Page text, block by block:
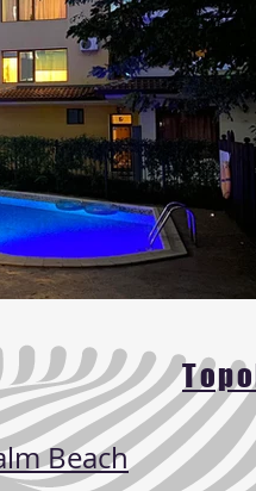
Grand Victoria Gergana
Beach Bolero
Sunrise All Suites
Beach